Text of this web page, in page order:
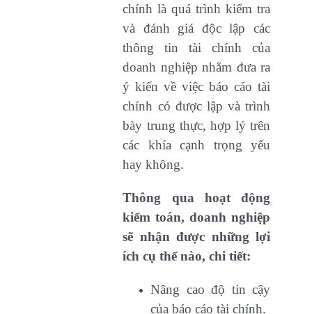
chính là quá trình kiểm tra
và đánh giá độc lập các
thông tin tài chính của
doanh nghiệp nhằm đưa ra
ý kiến về việc báo cáo tài
chính có được lập và trình
bày trung thực, hợp lý trên
các khía cạnh trọng yếu
hay không.
Thông qua hoạt động
kiểm toán, doanh nghiệp
sẽ nhận được những lợi
ích cụ thể nào, chi tiết:
Nâng cao độ tin cậy
của báo cáo tài chính.